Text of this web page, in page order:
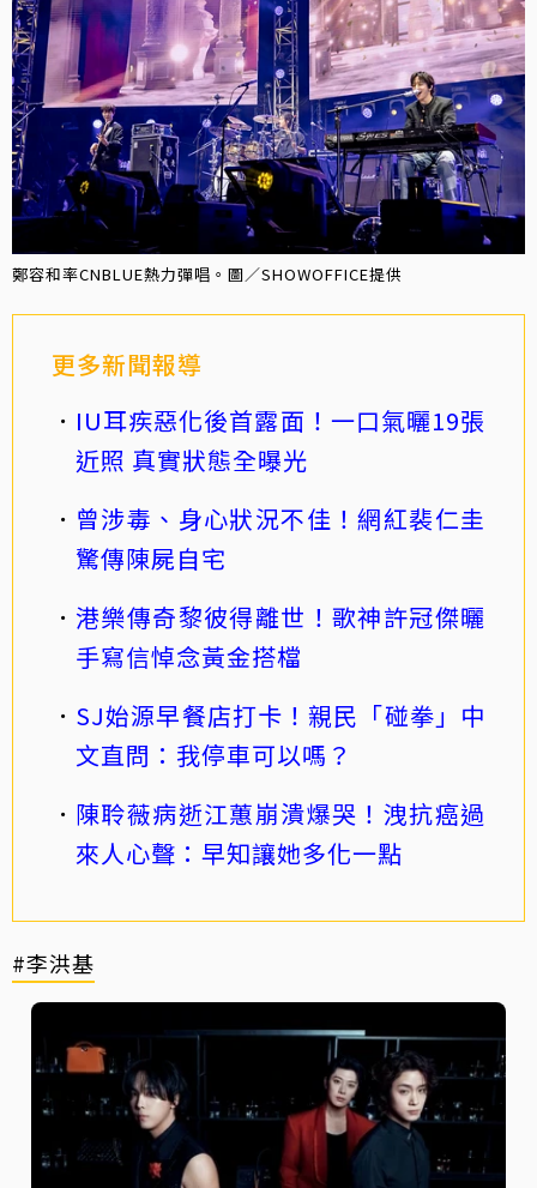
鄭容和率CNBLUE熱力彈唱。圖／SHOWOFFICE提供
更多新聞報導
IU耳疾惡化後首露面！一口氣曬19張
近照 真實狀態全曝光
曾涉毒、身心狀況不佳！網紅裴仁圭
驚傳陳屍自宅
港樂傳奇黎彼得離世！歌神許冠傑曬
手寫信悼念黃金搭檔
SJ始源早餐店打卡！親民「碰拳」中
文直問：我停車可以嗎？
陳聆薇病逝江蕙崩潰爆哭！洩抗癌過
來人心聲：早知讓她多化一點
#李洪基